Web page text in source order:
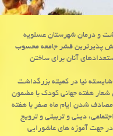
و درمان شهرستان عسلویه
پذیرترین قشر جامعه محسوب
آنان برای ساختن
نیا در كمیته بزرگداشت
هفته جهانی كودك با مضمون
مصادف شدن ایام ماه صفر با هفته
دینی و تربیتی و ترویج
جهت آموزه های عاشورایی